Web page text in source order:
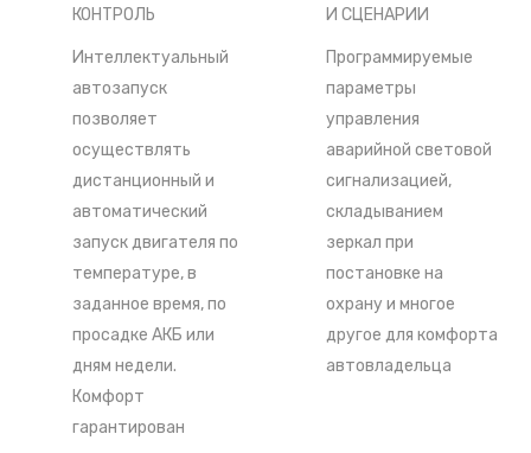
КОНТРОЛЬ
Интеллектуальный
автозапуск
позволяет
осуществлять
дистанционный и
автоматический
запуск двигателя по
температуре, в
заданное время, по
просадке АКБ или
дням недели.
Комфорт
гарантирован
И СЦЕНАРИИ
Программируемые
параметры
управления
аварийной световой
сигнализацией,
складыванием
зеркал при
постановке на
охрану и многое
другое для комфорта
автовладельца